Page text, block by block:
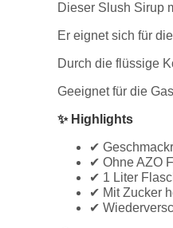
Dieser Slush Sirup
Er eignet sich für
Durch die flüssige
Geeignet für die
✨ Highlights
✔
✔ Ohne AZO
✔ 1 Liter
✔ Mit Zucker
✔